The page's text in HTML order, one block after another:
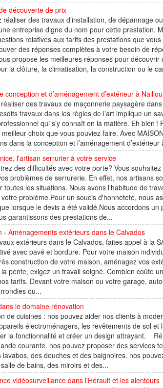
découverte de prix
réaliser des travaux d’installation, de dépannage
entreprise digne du nom pour cette prestation.
relatives aux tarifs des prestations que
des réponses complètes à votre besoin de
propose les meilleures réponses pour
la clôture, la climatisation, la construction ou le
conception et d’aménagement d’extérieur à
des travaux de maçonnerie paysagère
travaux dans les règles de l’art implique un
qui s’y connaît en la matière. Eh bien
meilleur choix que vous pouviez faire. Avec
dans la conception et l’aménagement
l'artisan serrurier à votre service
des difficultés avec votre porte? Vous
problèmes de serrurerie. En effet, nos artisans
toutes les situations. Nous avons l'habitude de
problème.Pour un soucis d'honneteté, nous
lorsque le devis a été validé.Nous accordons
garantissons des prestations de...
- Aménagements extérieurs dans le Calvados
extérieurs dans le Calvados, faites appel à la
avec pavé et bordure. Pour votre maison
construction de votre maison, aménagez vos
pente, exigez un travail soigné. Combien coûte
tarifs. Devant votre maison ou votre garage,
ou...
le domaine rénovation
de cuisines : nos pouvez aider nos clients à
électroménagers, les revêtements de sol
la fonctionnalité et créer un design attrayant.
courante. nos pouvez proposer des services
lavabos, des douches et des baignoires. nos
de bains, des miroirs et des...
vidéosurveillance dans l'Hérault et les alentours